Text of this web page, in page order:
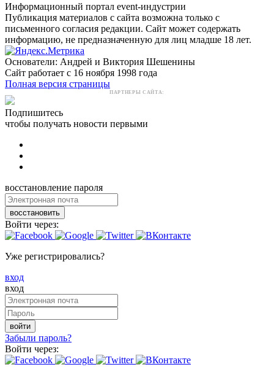
Информационный портал event-индустрии
Публикация материалов с сайта возможна только с
письменного согласия редакции. Сайт может содержать
информацию, не предназначенную для лиц младше 18 лет.
Основатели: Андрей и Виктория Шешенины
Сайт работает с 16 ноября 1998 года
Полная версия страницы
ПАРТНЕРЫ САЙТА:
Подпишитесь
чтобы получать новости первыми
восстановление пароля
восстановить
Войти через:
Уже регистрировались?
вход
вход
войти
Забыли пароль?
Войти через: